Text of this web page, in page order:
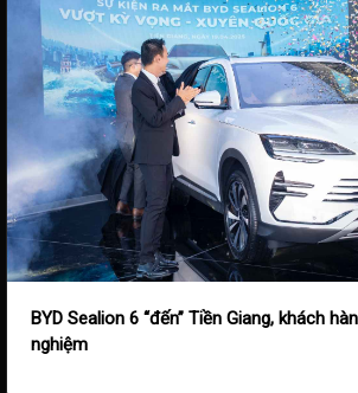
BYD Sealion 6 “đến” Tiền Giang, khách
nghiệm